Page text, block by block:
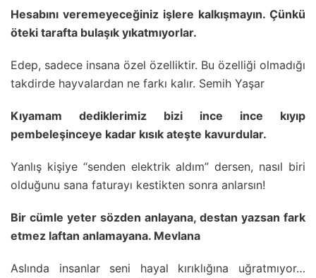
Hesabını veremeyeceğiniz işlere kalkışmayın. Çünkü
öteki tarafta bulaşık yıkatmıyorlar.
Edep, sadece insana özel özelliktir. Bu özelliği olmadığı
takdirde hayvalardan ne farkı kalır. Semih Yaşar
Kıyamam dediklerimiz bizi ince ince kıyıp
pembeleşinceye kadar kısık ateşte kavurdular.
Yanlış kişiye “senden elektrik aldım” dersen, nasıl biri
olduğunu sana faturayı kestikten sonra anlarsın!
Bir cümle yeter sözden anlayana, destan yazsan fark
etmez laftan anlamayana. Mevlana
Aslında insanlar seni hayal kırıklığına uğratmıyor…